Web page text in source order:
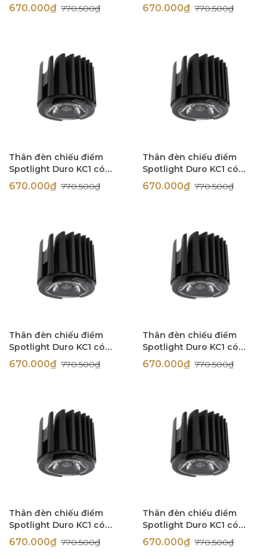
TRIAC 9W góc chiếu 60
độ Simon N0424-0354
670.000₫ 770.500₫
TRIAC 9W góc chiếu 60
độ Simon N0424-0353
670.000₫ 770.500₫
Thân đèn chiếu điểm
Spotlight Duro KC1 có
TRIAC 9W góc chiếu 36
độ Simon N0424-0338
670.000₫ 770.500₫
Thân đèn chiếu điểm
Spotlight Duro KC1 có
TRIAC 9W góc chiếu 36
độ Simon N0424-0337
670.000₫ 770.500₫
Thân đèn chiếu điểm
Spotlight Duro KC1 có
TRIAC 9W góc chiếu 24
độ Simon N0424-0335
670.000₫ 770.500₫
Thân đèn chiếu điểm
Spotlight Duro KC1 có
TRIAC 9W góc chiếu 24
độ Simon N0424-0334
670.000₫ 770.500₫
Thân đèn chiếu điểm
Spotlight Duro KC1 có
TRIAC 9W góc chiếu 10 độ
Simon N0424-0332
670.000₫ 770.500₫
Thân đèn chiếu điểm
Spotlight Duro KC1 có
TRIAC 9W góc chiếu 10 độ
Simon N0424-0331
670.000₫ 770.500₫